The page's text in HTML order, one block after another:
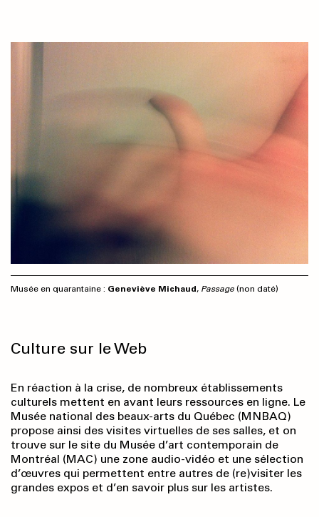
Musée en quarantaine : Geneviève Michaud, Passage (non daté)
Culture sur le Web
En réaction à la crise, de nombreux établissements
culturels mettent en avant leurs ressources en ligne. Le
Musée national des beaux-arts du Québec (MNBAQ)
propose ainsi des visites virtuelles de ses salles, et on
trouve sur le site du Musée d’art contemporain de
Montréal (MAC) une zone audio-vidéo et une sélection
d’œuvres qui permettent entre autres de (re)visiter les
grandes expos et d’en savoir plus sur les artistes.